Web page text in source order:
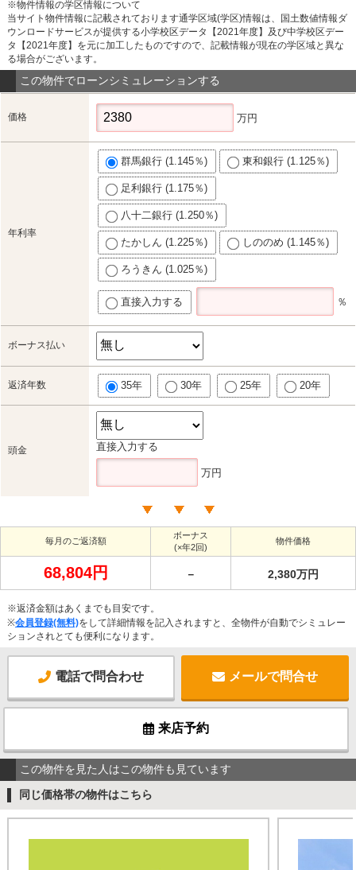
※物件情報の学区情報について
当サイト物件情報に記載されております通学区域(学区)情報は、国土数値情報ダ
ウンロードサービスが提供する小学校区データ【2021年度】及び中学校区デー
タ【2021年度】を元に加工したものですので、記載情報が現在の学区域と異な
る場合がございます。
この物件でローンシミュレーションする
価格 万円
年利率
群馬銀行 (1.145％) 東和銀行 (1.125％)
足利銀行 (1.175％)
八十二銀行 (1.250％)
たかしん (1.225％) しののめ (1.145％)
ろうきん (1.025％)
直接入力する ％
ボーナス払い
返済年数 35年 30年 25年 20年
頭金 直接入力する
万円
毎月のご返済額
ボーナス
(×年2回)
物件価格
68,804円 － 2,380万円
※返済金額はあくまでも目安です。
※会員登録(無料)をして詳細情報を記入されますと、全物件が自動でシミュレー
ションされとても便利になります。
電話で問合わせ メールで問合せ
来店予約
この物件を見た人はこの物件も見ています
同じ価格帯の物件はこちら